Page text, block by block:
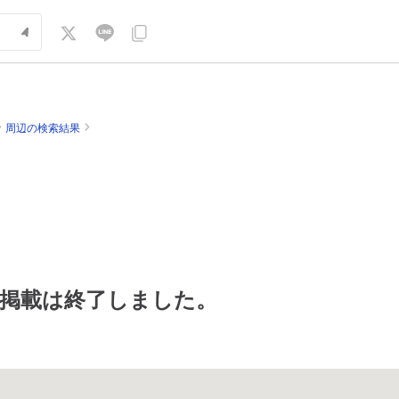
周辺の検索結果
載は終了しました。